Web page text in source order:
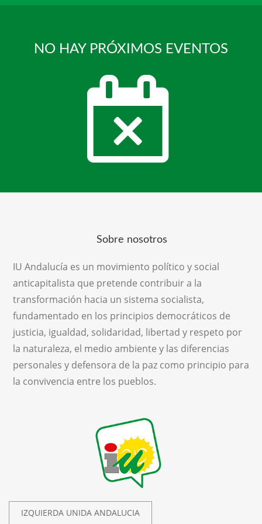
NO HAY PRÓXIMOS EVENTOS
Sobre nosotros
IU Andalucía es un movimiento político y social
anticapitalista que pretende contribuir a la
transformación hacia un sistema socialista,
fundamentado en los principios democráticos de
justicia, igualdad, solidaridad, libertad y respeto por
la naturaleza, el medio ambiente y las diferencias
personales y defensora de la paz como principio para
la convivencia entre los pueblos.
IZQUIERDA UNIDA ANDALUCIA